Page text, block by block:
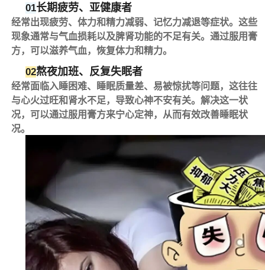
01长期疲劳、亚健康者
经常出现​疲劳、体力和精力减弱、记忆力减退等症状。这些
现象通常与气血损耗以及脾肾功能的不足有关。通过服用膏
方，可以滋养气血，恢复体力和精力。
02熬夜加班、反复失眠者
经常面临入睡困难、睡眠质量差、易被惊扰等问题，这往往
与心火过旺和肾水不足，导致心神不安有关。解决这一状
况，可以通过服用膏方来宁心定神，从而有效改善睡眠状
况。